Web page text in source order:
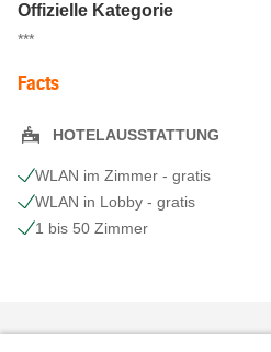
Offizielle Kategorie
***
Facts
HOTELAUSSTATTUNG
WLAN im Zimmer - gratis
WLAN in Lobby - gratis
1 bis 50 Zimmer